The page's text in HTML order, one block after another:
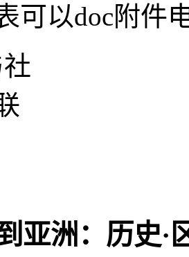
可以doc附件
亚洲：历史·